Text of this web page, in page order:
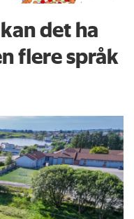
det ha
flere språk